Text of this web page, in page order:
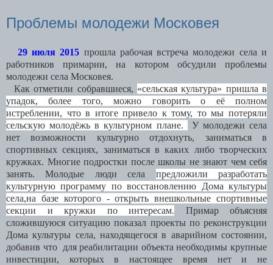
Проблемы молодежи Московея
29 июля 2015 прошла рабочая встреча молодежи села и
работников примарии, на котором обсудили проблемы
молодежи села Московея.
Как отметили собравшиеся, «сельская культура» пришла в
упадок, более того, можно говорить о её полном
истреблении, что в итоге привело к тому, то мы потеряли
сельскую молодёжь в культурном плане.
У молодежи села
нет возможности культурно отдохнуть, заниматься в
спортивных секциях, заниматься в каких либо творческих
кружках. Многие подростки после школы не знают чем себя
занять. Молодые люди села предложили разработать
культурную программу по восстановлению Дома культуры
села,на базе которого - открыть внешкольные спортивные
секции и кружки по интересам. Примар объясняя
сложившуюся ситуацию показал проекты по реконструкции
Дома культуры села, находящегося в аварийном состоянии,
добавив что для реабилитации объекта необходимы крупные
инвестиции, которых в настоящее время нет и не